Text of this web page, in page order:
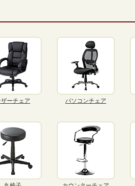
ザーチェア パソコンチェア